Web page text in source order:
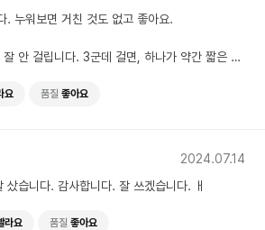
. 누워보면 거친 것도 없고 좋아요.
안 걸립니다. 3군데 걸면, 하나가 약간 짧은 느
타입이면 짧은 듯 하네요.
요 품질 좋아요
2024.07.14
샀습니다. 감사합니다. 잘 쓰겠습니다. ㅐ
라요 품질 좋아요